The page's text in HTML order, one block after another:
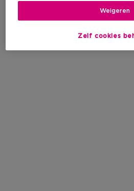
Zelf cookies
Weigeren